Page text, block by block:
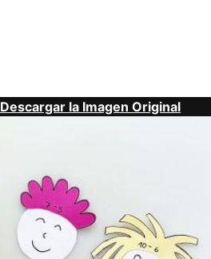
Descargar la Imagen Original